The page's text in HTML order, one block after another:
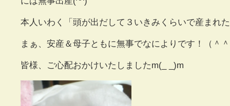
本人いわく「頭が出だして３いきみくらいで産まれ
まぁ、安産＆母子ともに無事でなによりです！（＾
皆様、ご心配おかけいたしましたm(_ _)m